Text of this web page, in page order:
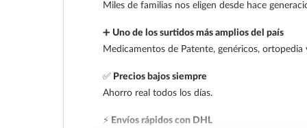
Miles de familias nos eligen desde hace
➕ Uno de los surtidos más amplios del país
Medicamentos de Patente, genéricos, ortopedia
✅ Precios bajos siempre
Ahorro real todos los días.
⚡ Envíos rápidos con DHL